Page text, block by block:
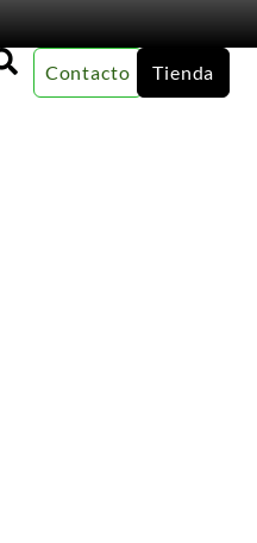
Contacto Tienda